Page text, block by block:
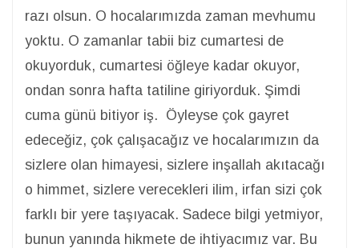
razı olsun. O hocalarımızda zaman mevhumu
yoktu. O zamanlar tabii biz cumartesi de
okuyorduk, cumartesi öğleye kadar okuyor,
ondan sonra hafta tatiline giriyorduk. Şimdi
cuma günü bitiyor iş. Öyleyse çok gayret
edeceğiz, çok çalışacağız ve hocalarımızın da
sizlere olan himayesi, sizlere inşallah akıtacağı
o himmet, sizlere verecekleri ilim, irfan sizi çok
farklı bir yere taşıyacak. Sadece bilgi yetmiyor,
bunun yanında hikmete de ihtiyacımız var. Bu